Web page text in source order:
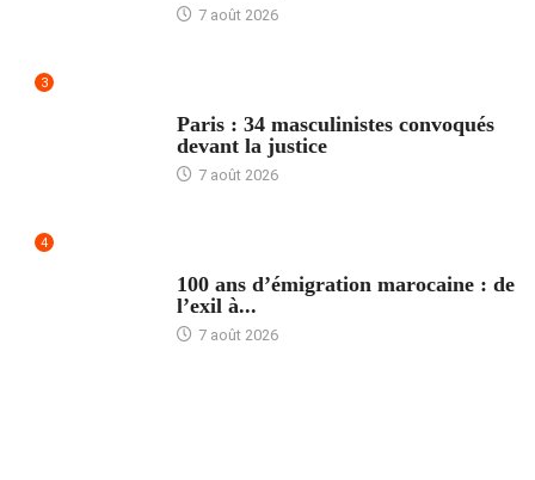
7 août 2026
3
Paris : 34 masculinistes convoqués
devant la justice
7 août 2026
4
100 ans d’émigration marocaine : de
l’exil à...
7 août 2026